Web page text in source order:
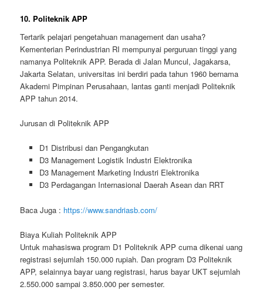
10. Politeknik APP
Tertarik pelajari pengetahuan management dan usaha?
Kementerian Perindustrian RI mempunyai perguruan tinggi yang
namanya Politeknik APP. Berada di Jalan Muncul, Jagakarsa,
Jakarta Selatan, universitas ini berdiri pada tahun 1960 bernama
Akademi Pimpinan Perusahaan, lantas ganti menjadi Politeknik
APP tahun 2014.
Jurusan di Politeknik APP
D1 Distribusi dan Pengangkutan
D3 Management Logistik Industri Elektronika
D3 Management Marketing Industri Elektronika
D3 Perdagangan Internasional Daerah Asean dan RRT
Baca Juga : https://www.sandriasb.com/
Biaya Kuliah Politeknik APP
Untuk mahasiswa program D1 Politeknik APP cuma dikenai uang
registrasi sejumlah 150.000 rupiah. Dan program D3 Politeknik
APP, selainnya bayar uang registrasi, harus bayar UKT sejumlah
2.550.000 sampai 3.850.000 per semester.